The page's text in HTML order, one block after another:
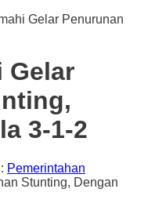
Gelar Penurunan
Gelar
3-1-2
Pemerintahan